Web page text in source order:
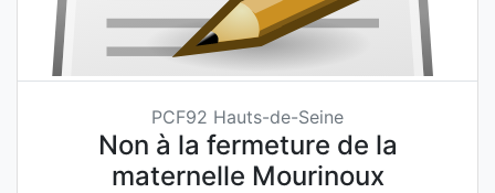
PCF92 Hauts-de-Seine
Non à la fermeture de la
maternelle Mourinoux